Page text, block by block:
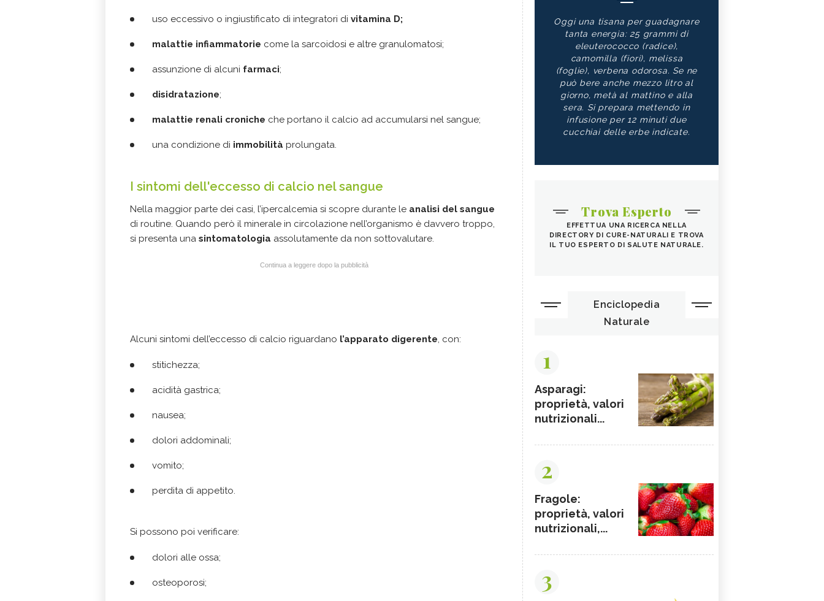
uso eccessivo o ingiustificato di integratori di vitamina D;
malattie infiammatorie come la sarcoidosi e altre granulomatosi;
assunzione di alcuni farmaci;
disidratazione;
malattie renali croniche che portano il calcio ad accumularsi nel sangue;
una condizione di immobilità prolungata.
I sintomi dell'eccesso di calcio nel sangue
Nella maggior parte dei casi, l’ipercalcemia si scopre durante le analisi del sangue
di routine. Quando però il minerale in circolazione nell’organismo è davvero troppo,
si presenta una sintomatologia assolutamente da non sottovalutare.
Continua a leggere dopo la pubblicità
Alcuni sintomi dell’eccesso di calcio riguardano l’apparato digerente, con:
stitichezza;
acidità gastrica;
nausea;
dolori addominali;
vomito;
perdita di appetito.
Si possono poi verificare:
dolori alle ossa;
osteoporosi;
Oggi una tisana per guadagnare
tanta energia: 25 grammi di
eleuterococco (radice),
camomilla (fiori), melissa
(foglie), verbena odorosa. Se ne
può bere anche mezzo litro al
giorno, metà al mattino e alla
sera. Si prepara mettendo in
infusione per 12 minuti due
cucchiai delle erbe indicate.
Trova Esperto
EFFETTUA UNA RICERCA NELLA
DIRECTORY DI CURE-NATURALI E TROVA
IL TUO ESPERTO DI SALUTE NATURALE.
Enciclopedia
Naturale
1
Asparagi:
proprietà, valori
nutrizionali...
2
Fragole:
proprietà, valori
nutrizionali,...
3